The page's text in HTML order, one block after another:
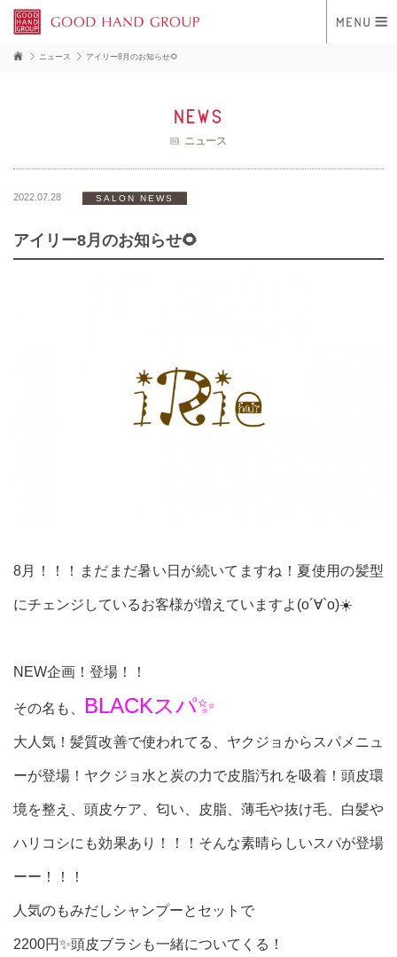
ニュース アイリー8月のお知らせ🌻
news
ニュース
2022.07.28 SALON NEWS
アイリー8月のお知らせ🌻
8月！！！まだまだ暑い日が続いてますね！夏使用の髪型
にチェンジしているお客様が増えていますよ(о´∀`о)☀️
NEW企画！登場！！
その名も、 BLACKスパ✨
大人気！髪質改善で使われてる、ヤクジョからスパメニュ
ーが登場！ヤクジョ水と炭の力で皮脂汚れを吸着！頭皮環
境を整え、頭皮ケア、匂い、皮脂、薄毛や抜け毛、白髪や
ハリコシにも効果あり！！！そんな素晴らしいスパが登場
ーー！！！
人気のもみだしシャンプーとセットで
2200円✨頭皮ブラシも一緒についてくる！